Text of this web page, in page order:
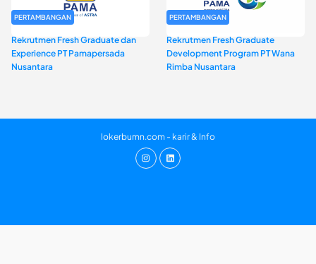
PERTAMBANGAN
Rekrutmen Fresh Graduate dan
Experience PT Pamapersada
Nusantara
PERTAMBANGAN
Rekrutmen Fresh Graduate
Development Program PT Wana
Rimba Nusantara
lokerbumn.com - karir & Info